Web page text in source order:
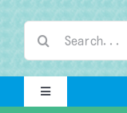
…
Toggle
Navigation